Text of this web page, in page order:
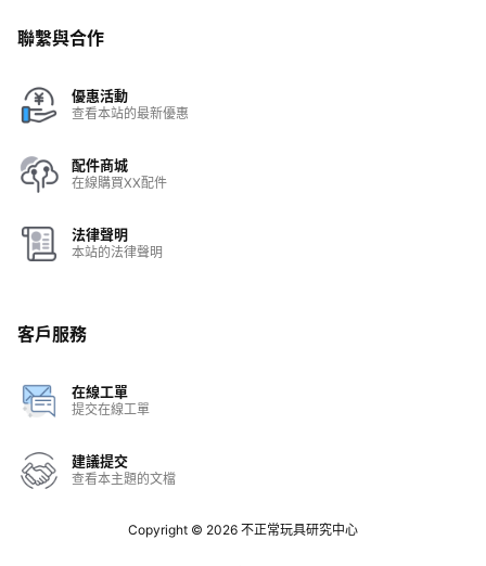
聯繫與合作
優惠活動
查看本站的最新優惠
配件商城
在線購買XX配件
法律聲明
本站的法律聲明
客戶服務
在線工單
提交在線工單
建議提交
查看本主題的文檔
Copyright © 2026 不正常玩具研究中心